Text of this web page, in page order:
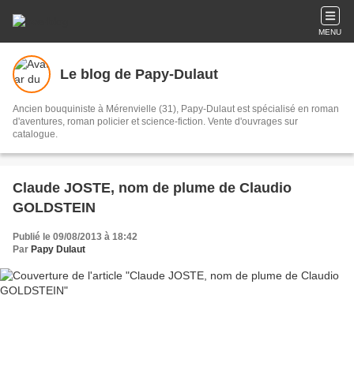
MENU
Le blog de Papy-Dulaut
Ancien bouquiniste à Mérenvielle (31), Papy-Dulaut est spécialisé en roman
d'aventures, roman policier et science-fiction. Vente d'ouvrages sur
catalogue.
Claude JOSTE, nom de plume de Claudio
GOLDSTEIN
Publié le 09/08/2013 à 18:42
Par Papy Dulaut